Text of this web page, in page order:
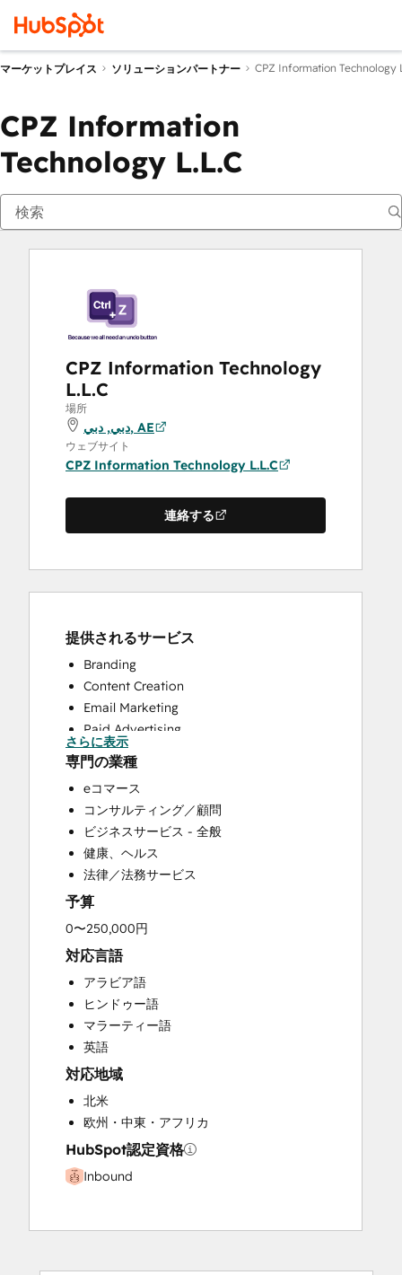
マーケットプレイス ソリューションパートナー CPZ Information Technology
CPZ Information
Technology L.L.C
CPZ Information Technology
L.L.C
場所
دبي, دبي, AE
ウェブサイト
CPZ Information Technology L.L.C
連絡する
提供されるサービス
Branding
Content Creation
Email Marketing
Paid Advertising
Public Relations
Sales Coaching and Training
Search Engine Optimization
Social Media
Video Production
Website Design
Website Development
Website Migration
さらに表示
専門の業種
eコマース
コンサルティング／顧問
ビジネスサービス - 全般
健康、ヘルス
法律／法務サービス
予算
0〜250,000円
対応言語
アラビア語
ヒンドゥー語
マラーティー語
英語
対応地域
北米
欧州・中東・アフリカ
HubSpot認定資格
Inbound